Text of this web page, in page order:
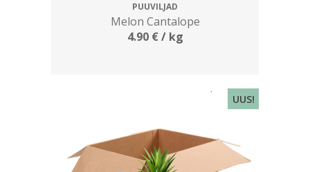
PUUVILJAD
Melon Cantalope
4.90 €/ kg
UUS!